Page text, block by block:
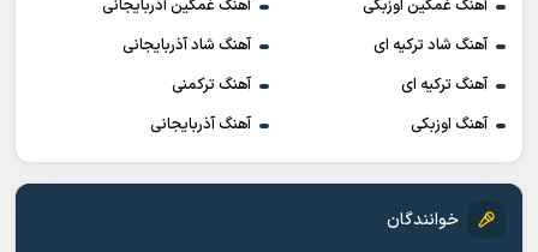
آهنگ غمگین اوزبکی
آهنگ غمگین آذربایجانی
آهنگ شاد ترکیه ای
آهنگ شاد آذربایجانی
آهنگ ترکیه ای
آهنگ ترکمنی
آهنگ اوزبکی
آهنگ آذربایجانی
خوانندگان